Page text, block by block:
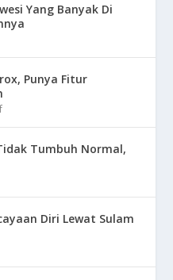
Yang Banyak Di
Punya Fitur
Tumbuh Normal,
Diri Lewat Sulam